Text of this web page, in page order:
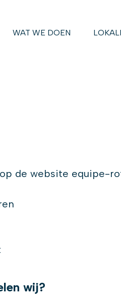
WAT WE DOEN
de website equipe-
wij?